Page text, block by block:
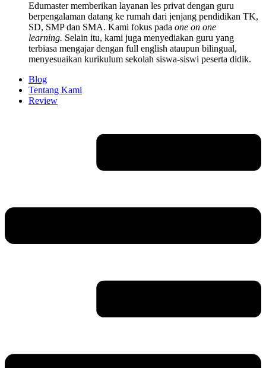
Edumaster memberikan layanan les privat dengan guru
berpengalaman datang ke rumah dari jenjang pendidikan TK,
SD, SMP dan SMA. Kami fokus pada one on one
learning. Selain itu, kami juga menyediakan guru yang
terbiasa mengajar dengan full english ataupun bilingual,
menyesuaikan kurikulum sekolah siswa-siswi peserta didik.
Blog
Tentang Kami
Review